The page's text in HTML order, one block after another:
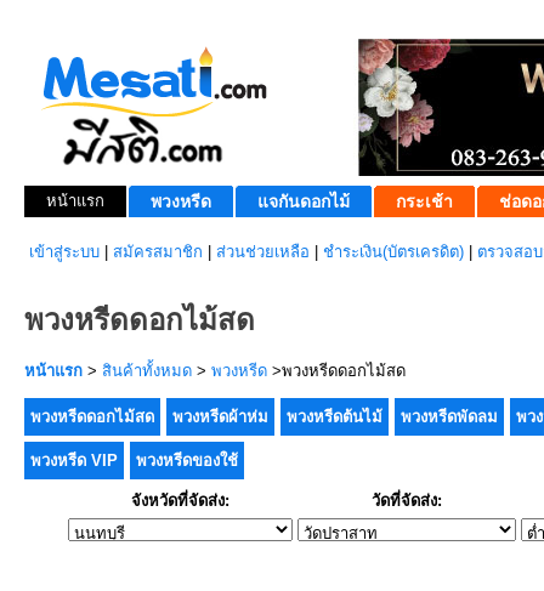
หน้าแรก พวงหรีด แจกันดอกไม้ กระเช้า ช่อดอ
เข้าสู่ระบบ สมัครสมาชิก ส่วนช่วยเหลือ ชำระเงิน(บัตรเครดิต) ตรวจสอ
พวงหรีดดอกไม้สด
หน้าแรก > สินค้าทั้งหมด > พวงหรีด >พวงหรีดดอกไม้สด
พวงหรีดดอกไม้สด พวงหรีดผ้าห่ม พวงหรีดต้นไม้ พวงหรีดพัดลม พว
พวงหรีด VIP พวงหรีดของใช้
จังหวัดที่จัดส่ง: วัดที่จัดส่ง: